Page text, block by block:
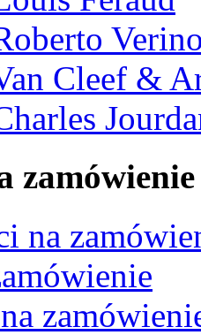
Cleef &
zamówienie
na